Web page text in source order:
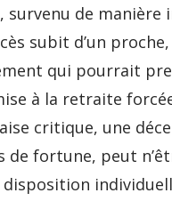
survenu de
subit d’un
qui pourrait
à la retraite
critique, une
de fortune, peut